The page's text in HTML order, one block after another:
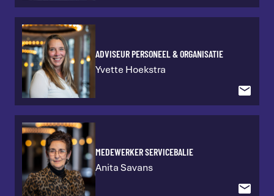
Financiele administratie
Marketing & communicatie
Educatie
Horeca, sales & events
ICT & gebouwbeheer
ADVISEUR PERSONEEL & ORGANISATIE
Yvette Hoekstra
MEDEWERKER SERVICEBALIE
Anita Savans